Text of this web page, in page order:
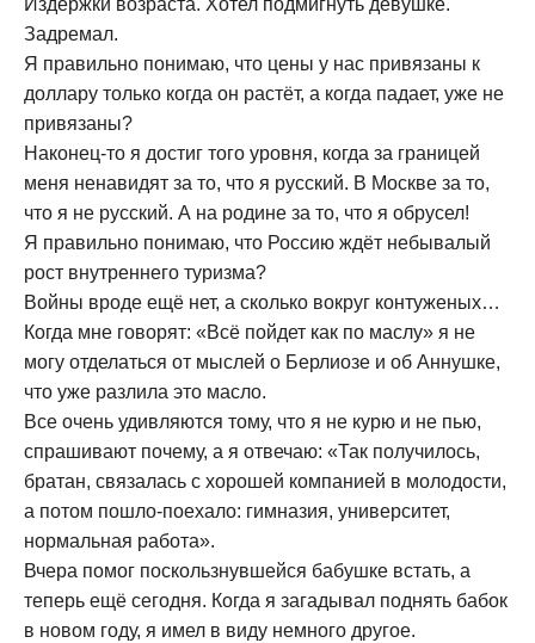
Издержки возраста. Хотел подмигнуть девушке.
Задремал.
Я правильно понимаю, что цены у нас привязаны к
доллару только когда он растёт, а когда падает, уже не
привязаны?
Наконец-то я достиг того уровня, когда за границей
меня ненавидят за то, что я русский. В Москве за то,
что я не русский. А на родине за то, что я обрусел!
Я правильно понимаю, что Россию ждёт небывалый
рост внутреннего туризма?
Войны вроде ещё нет, а сколько вокруг контуженых…
Когда мне говорят: «Всё пойдет как по маслу» я не
могу отделаться от мыслей о Берлиозе и об Аннушке,
что уже разлила это масло.
Все очень удивляются тому, что я не курю и не пью,
спрашивают почему, а я отвечаю: «Так получилось,
братан, связалась с хорошей компанией в молодости,
а потом пошло-поехало: гимназия, университет,
нормальная работа».
Вчера помог поскользнувшейся бабушке встать, а
теперь ещё сегодня. Когда я загадывал поднять бабок
в новом году, я имел в виду немного другое.